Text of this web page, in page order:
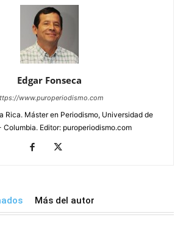
Edgar Fonseca
www.puroperiodismo.com
Rica. Máster en Periodismo, Universidad de
Columbia. Editor: puroperiodismo.com
Más del autor